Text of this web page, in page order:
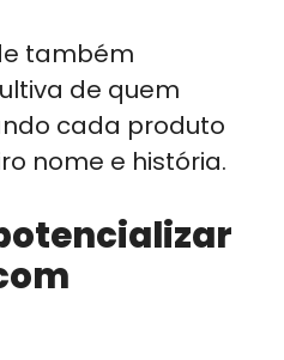
também
de quem
cada produto
nome e história.